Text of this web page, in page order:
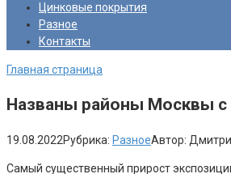
Цинковые покрытия
Разное
Контакты
Главная страница
Названы районы Москвы
19.08.2022Рубрика: РазноеАвтор:
Самый существенный прирост